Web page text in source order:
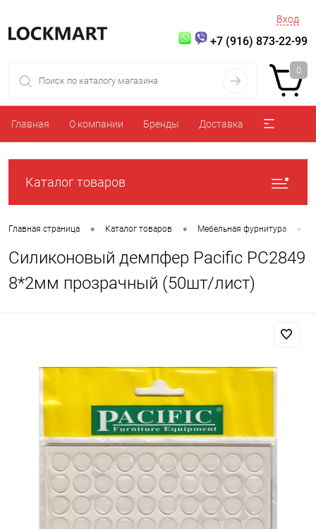
Вход
+7 (916) 873-22-99
0
Главная О компании Бренды Доставка
Каталог товаров
Главная страница • Каталог товаров • Мебельная фурнитура •
Силиконовый демпфер Pacific PC2849
8*2мм прозрачный (50шт/лист)